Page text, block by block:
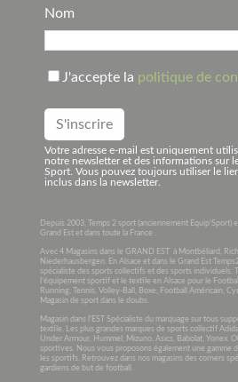
Nom
J'accepte la politique de
Votre adresse e-mail est uniquement
notre newsletter et des informations sur
Sport. Vous pouvez toujours utiliser le
inclus dans la newsletter.
Depuis 2003, Temps 2 sport (anciennement
Grand Est et dans toute la France .
Avec 4 Magasins dans le GRAND EST à Montbéliard,
Niederhausbergen. En Alsace et dans le Grand Est
spécialiste des sports collectifs et des sports individuels.
l’équipement sportif et le textile en Alsace pour le
Running, Tennis, Volley-Ball, Boxe, Football Américain,
Magasin de sport dans le doubs.
Magasin dans l’EST Spécialiste du marquage sur tous
textile. Les plus grandes marques de sports collectif
Under Armour, Hummel, Mizuno, Asics, Babolat, Yonex.
sportives. Nous vous proposons également une gamme
les sportifs. Retrouvez dans nos magasins des corners
gardiens de but de football.